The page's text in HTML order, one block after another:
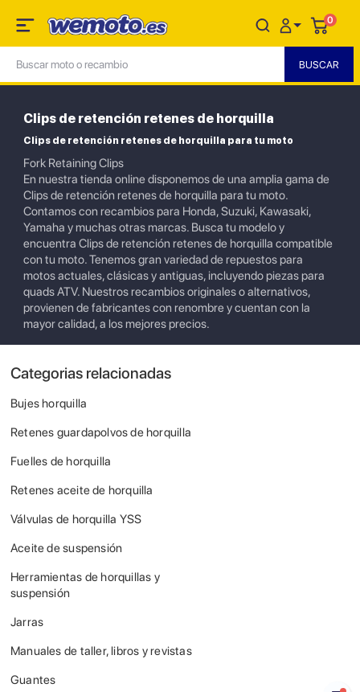
0
Clips de retención retenes de horquilla
Clips de retención retenes de horquilla para tu moto
Fork Retaining Clips
En nuestra tienda online disponemos de una amplia gama de
Clips de retención retenes de horquilla para tu moto.
Contamos con recambios para Honda, Suzuki, Kawasaki,
Yamaha y muchas otras marcas. Busca tu modelo y
encuentra Clips de retención retenes de horquilla compatible
con tu moto. Tenemos gran variedad de repuestos para
motos actuales, clásicas y antiguas, incluyendo piezas para
quads ATV. Nuestros recambios originales o alternativos,
provienen de fabricantes con renombre y cuentan con la
mayor calidad, a los mejores precios.
Categorias relacionadas
Bujes horquilla
Retenes guardapolvos de horquilla
Fuelles de horquilla
Retenes aceite de horquilla
Válvulas de horquilla YSS
Aceite de suspensión
Herramientas de horquillas y
suspensión
Jarras
Manuales de taller, libros y revistas
Guantes